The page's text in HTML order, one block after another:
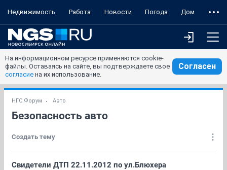
Недвижимость Работа Новости Погода Дом
На информационном ресурсе применяются cookie-
файлы. Оставаясь на сайте, вы подтверждаете свое
согласие на их использование.
Согласен
НГС.Форум Авто
Безопасность авто
Создать тему
Свидетели ДТП 22.11.2012 по ул.Блюхера